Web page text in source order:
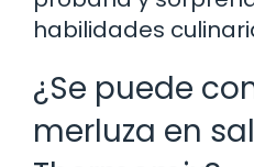
habilidades
¿Se puede
merluza en